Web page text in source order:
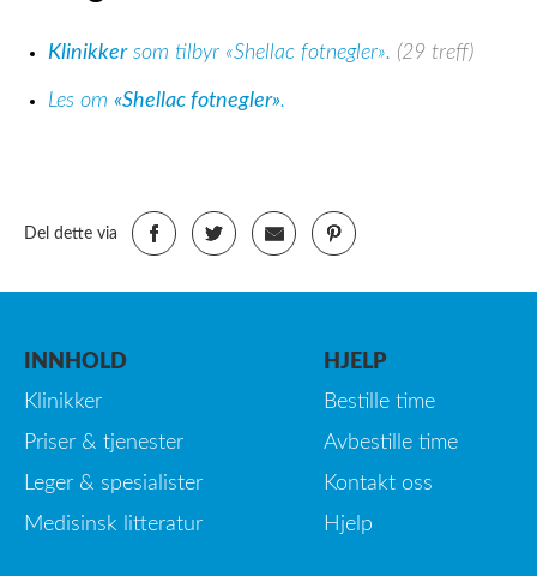
Klinikkersom tilbyr «Shellac fotnegler». (29 treff)
Les om «Shellac fotnegler».
Del dette via
INNHOLD
Klinikker
Priser & tjenester
Leger & spesialister
Medisinsk litteratur
HJELP
Bestille time
Avbestille time
Kontakt oss
Hjelp